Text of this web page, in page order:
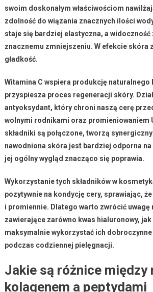
swoim doskonałym właściwościom
zdolność do wiązania znacznych ilości
staje się bardziej elastyczna, a
znacznemu zmniejszeniu. W efekcie skóra
gładkość.
Witamina C wspiera produkcję naturalnego
przyspiesza proces regeneracji skóry.
antyoksydant, który chroni naszą cerę
wolnymi rodnikami oraz promieniowaniem
składniki są połączone, tworzą
nawodniona skóra jest bardziej odporna
jej ogólny wygląd znacząco się poprawia.
Wykorzystanie tych składników w
pozytywnie na kondycję cery, sprawiając,
i promiennie. Dlatego warto zwrócić uwagę
zawierające zarówno kwas hialuronowy, jak
maksymalnie wykorzystać ich dobroczynne
podczas codziennej pielęgnacji.
Jakie są różnice między
kolagenem a peptydami